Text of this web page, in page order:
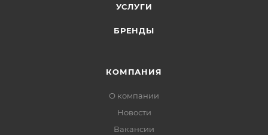
УСЛУГИ
БРЕНДЫ
КОМПАНИЯ
О компании
Новости
Вакансии